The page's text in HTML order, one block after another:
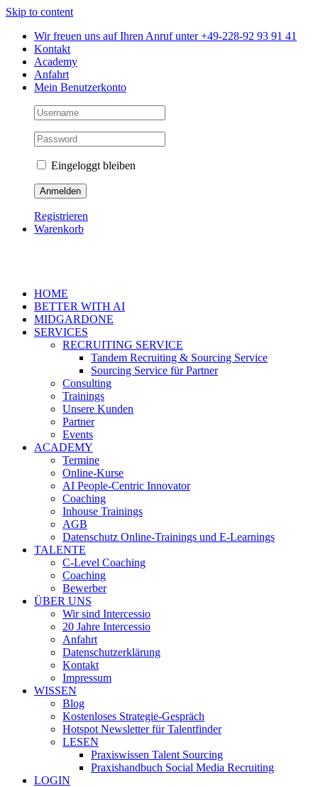
Skip to content
Wir freuen uns auf Ihren Anruf unter +49-228-92 93 91 41
Kontakt
Academy
Anfahrt
Mein Benutzerkonto
Eingeloggt bleiben
Registrieren
Warenkorb
HOME
BETTER WITH AI
MIDGARDONE
SERVICES
RECRUITING SERVICE
Tandem Recruiting & Sourcing Service
Sourcing Service für Partner
Consulting
Trainings
Unsere Kunden
Partner
Events
ACADEMY
Termine
Online-Kurse
AI People-Centric Innovator
Coaching
Inhouse Trainings
AGB
Datenschutz Online-Trainings und E-Learnings
TALENTE
C-Level Coaching
Coaching
Bewerber
ÜBER UNS
Wir sind Intercessio
20 Jahre Intercessio
Anfahrt
Datenschutzerklärung
Kontakt
Impressum
WISSEN
Blog
Kostenloses Strategie-Gespräch
Hotspot Newsletter für Talentfinder
LESEN
Praxiswissen Talent Sourcing
Praxishandbuch Social Media Recruiting
LOGIN